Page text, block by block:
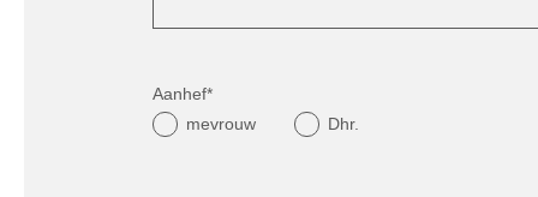
Aanhef*
mevrouw
Dhr.